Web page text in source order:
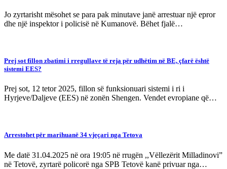
Jo zyrtarisht mësohet se para pak minutave janë arrestuar një epror
dhe një inspektor i policisë në Kumanovë. Bëhet fjalë…
Prej sot fillon zbatimi i rregullave të reja për udhëtim në BE, çfarë është
sistemi EES?
Prej sot, 12 tetor 2025, fillon së funksionuari sistemi i ri i
Hyrjeve/Daljeve (EES) në zonën Shengen. Vendet evropiane që…
Arrestohet për marihuanë 34 vjeçari nga Tetova
Me datë 31.04.2025 në ora 19:05 në rrugën ,,Vëllezërit Milladinovi”
në Tetovë, zyrtarë policorë nga SPB Tetovë kanë privuar nga…